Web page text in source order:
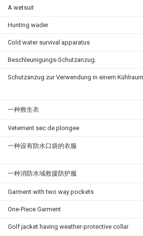
A wetsuit
Hunting wader
Cold water survival apparatus
Beschleunigungs-Schutzanzug.
Schutzanzug zur Verwendung in einem Kühlraum
一种救生衣
Vetement sec de plongee
一种设有防水口袋的衣服
一种消防水域救援防护服
Garment with two way pockets
One-Piece Garment
Golf jacket having weather-protective collar